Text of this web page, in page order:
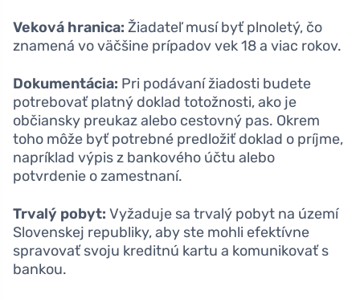
Veková hranica: Žiadateľ musí byť plnoletý, čo
znamená vo väčšine prípadov vek 18 a viac rokov.
Dokumentácia: Pri podávaní žiadosti budete
potrebovať platný doklad totožnosti, ako je
občiansky preukaz alebo cestovný pas. Okrem
toho môže byť potrebné predložiť doklad o príjme,
napríklad výpis z bankového účtu alebo
potvrdenie o zamestnaní.
Trvalý pobyt: Vyžaduje sa trvalý pobyt na území
Slovenskej republiky, aby ste mohli efektívne
spravovať svoju kreditnú kartu a komunikovať s
bankou.